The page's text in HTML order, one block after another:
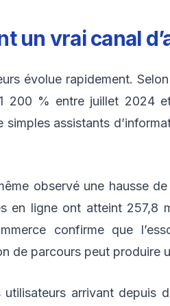
un vrai canal
évolue rapidement.
200 % entre juillet 2024
simples assistants
observé une hausse
en ligne ont atteint
confirme que
de parcours peut produire
arrivant depuis